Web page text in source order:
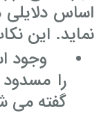
اساس دلایلی
نماید. این
وجود
را
گفته می